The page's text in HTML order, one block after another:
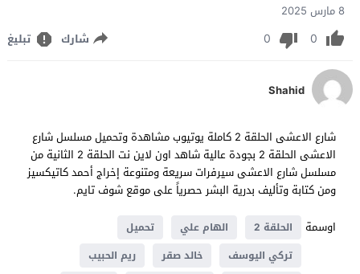
8 مارس 2025
0
0 شارك تبليغ
Shahid
شارع الاعشى الحلقة 2 كاملة يوتيوب مشاهدة وتحميل مسلسل شارع
الاعشى الحلقة 2 بجودة عالية شاهد اون لاين نت الحلقة 2 الثانية من
مسلسل شارع الاعشى سيرفرات سريعة ومتنوعة ﺇﺧﺮاﺝ أحمد كاتيكسيز
ومن كتابة وتأليف بدرية البشر حصرياً على موقع شوف تايم.
اوسمة
الحلقة 2 الهام علي
تحميل
تركي اليوسف
خالد صقر
ريم الحبيب